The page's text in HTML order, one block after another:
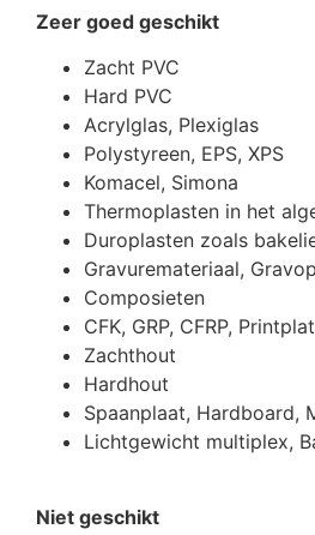
Zeer goed geschikt
Zacht PVC
Hard PVC
Acrylglas, Plexiglas
Polystyreen, EPS, XPS
Komacel, Simona
Thermoplasten in het
Duroplasten zoals
Gravuremateriaal,
Composieten
CFK, GRP, CFRP,
Zachthout
Hardhout
Spaanplaat, Hardboard,
Lichtgewicht multiplex,
Niet geschikt